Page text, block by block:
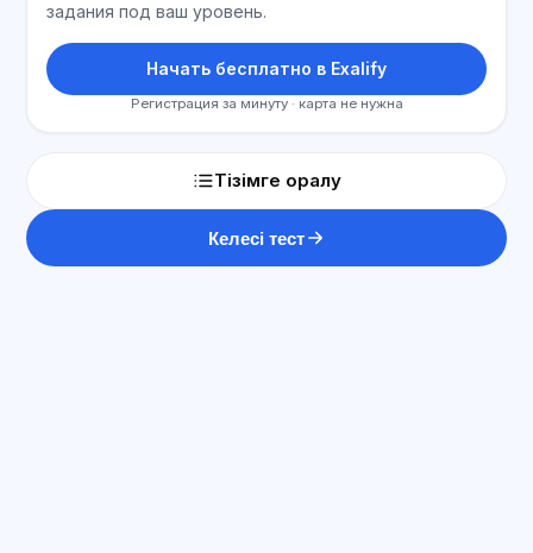
задания под ваш уровень.
Начать бесплатно в Exalify
Регистрация за минуту · карта не нужна
Тізімге оралу
Келесі тест